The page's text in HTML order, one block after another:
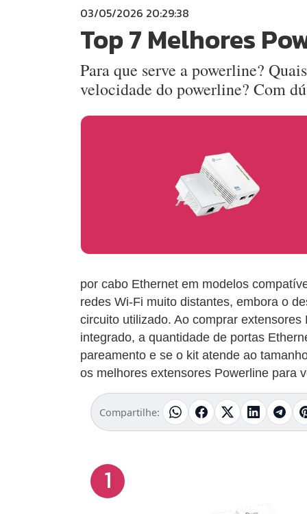
03/05/2026 20:29:38
Top 7 Melhores
Para que serve a powerline?
velocidade do powerline? Com
por cabo Ethernet em modelos
redes Wi-Fi muito distantes, embora o
circuito utilizado. Ao comprar
integrado, a quantidade de portas
pareamento e se o kit atende ao
os melhores extensores Powerline para
Compartilhe:
1